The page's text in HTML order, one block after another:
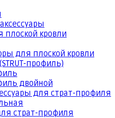
плоской кровли
для плоской кровли
профиль)
двойной
для страт-профиля
страт-профиля